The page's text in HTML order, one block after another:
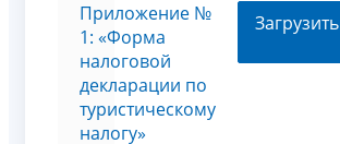
Приложение №
1: «Форма
налоговой
декларации по
туристическому
налогу»
Загрузить